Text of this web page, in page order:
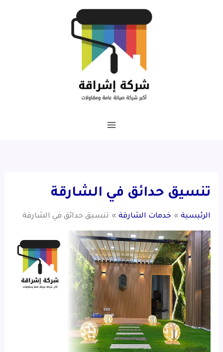
تنسيق حدائق في الشارقة
الرئيسية خدمات الشارقة تنسيق حدائق في الشارقة